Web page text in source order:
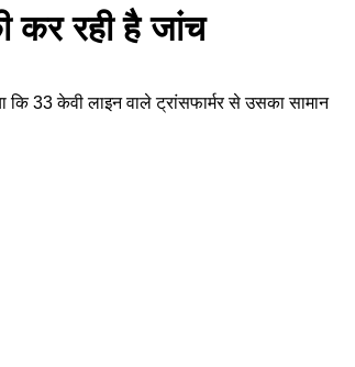
कर रही है जांच
कि 33 केवी लाइन वाले ट्रांसफार्मर से उसका सामान